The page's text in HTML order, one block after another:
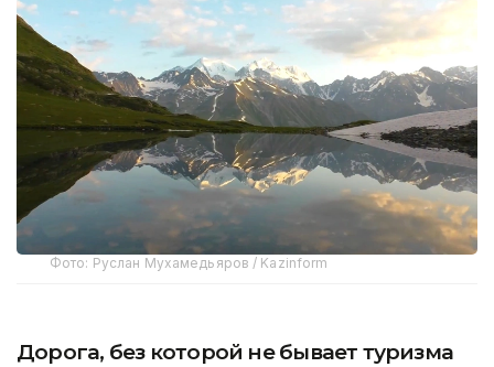
Фото: Руслан Мухамедьяров / Kazinform
Дорога, без которой не бывает туризма